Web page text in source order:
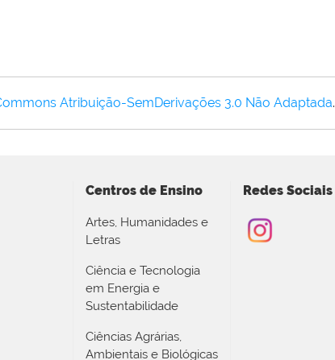
Atribuição-SemDerivações 3.0 Não Adaptada.
Centros de Ensino
Artes, Humanidades e
Letras
Ciência e Tecnologia
em Energia e
Sustentabilidade
Ciências Agrárias,
Ambientais e Biológicas
Redes Sociais